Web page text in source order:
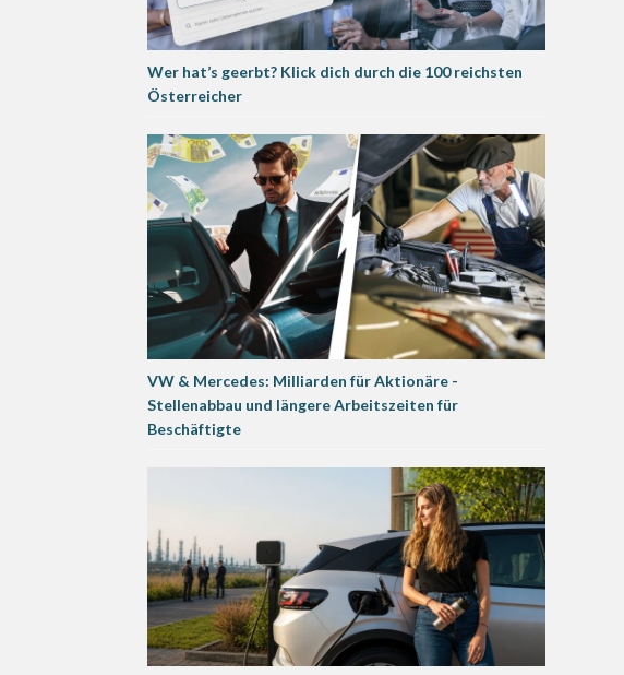
Wer hat’s geerbt? Klick dich durch die 100 reichsten
Österreicher
VW & Mercedes: Milliarden für Aktionäre -
Stellenabbau und längere Arbeitszeiten für
Beschäftigte